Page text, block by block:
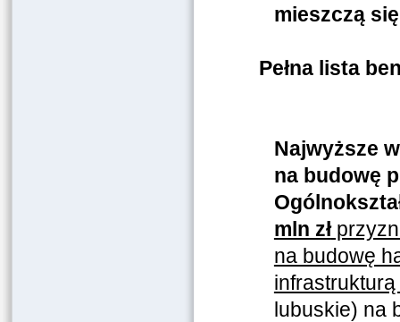
mieszczą
Pełna lista
Najwyższe
na budowę
mln zł
na budowę
infrastrukturą
lubuskie) na